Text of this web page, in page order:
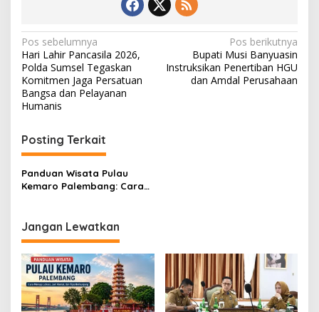
N
a
v
i
a
s
i
o
s
Pos sebelumnya
Hari Lahir Pancasila 2026,
Polda Sumsel Tegaskan
Komitmen Jaga Persatuan
Bangsa dan Pelayanan
Humanis
Pos berikutnya
Bupati Musi Banyuasin
Instruksikan Penertiban HGU
dan Amdal Perusahaan
Posting Terkait
Panduan Wisata Pulau
Kemaro Palembang: Cara
Jangan Lewatkan